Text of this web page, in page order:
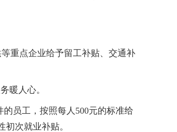
重点企业给予留工补贴、交通补
暖人心。
员工，按照每人500元的标准给
次就业补贴。